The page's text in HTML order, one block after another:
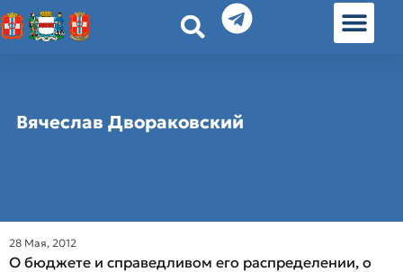
Вячеслав Двораковский
28 Мая, 2012
О бюджете и справедливом его распределении, о